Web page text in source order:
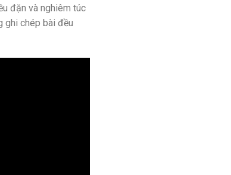
đặn và nghiêm túc
ghi chép bài đều